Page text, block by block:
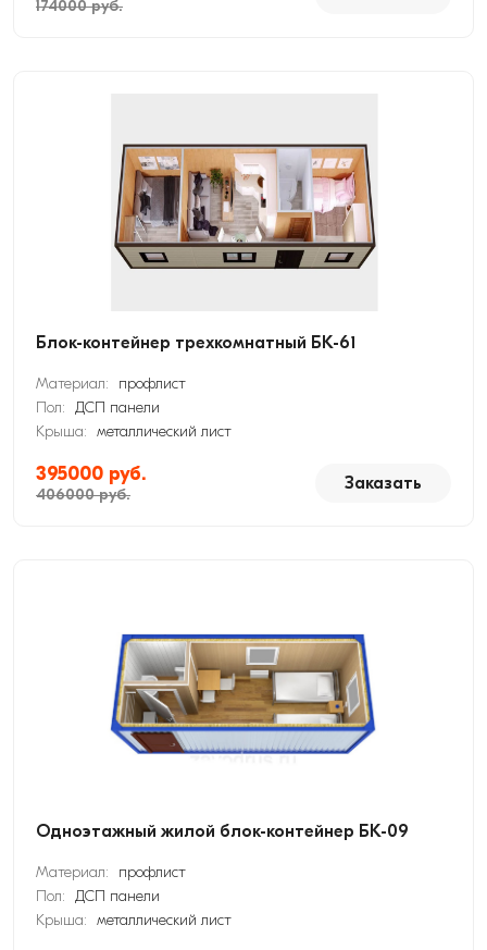
174000 руб.
Блок-контейнер трехкомнатный БК-61
Материал:
профлист
Пол: ДСП панели
Крыша: металлический лист
395000 руб.
406000 руб.
Заказать
Одноэтажный жилой блок-контейнер БК-09
Материал:
профлист
Пол: ДСП панели
Крыша: металлический лист